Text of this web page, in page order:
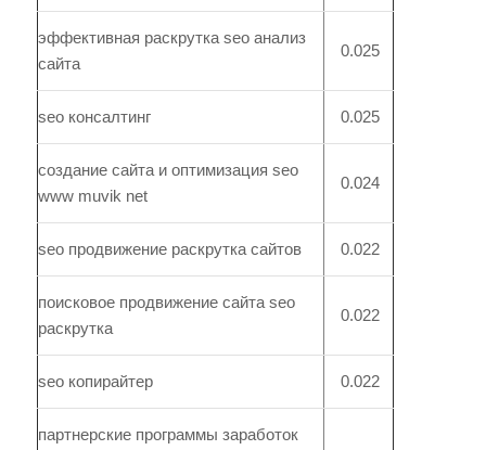
эффективная раскрутка seo анализ
сайта
0.025
seo консалтинг 0.025
создание сайта и оптимизация seo
www muvik net
0.024
seo продвижение раскрутка сайтов 0.022
поисковое продвижение сайта seo
раскрутка
0.022
seo копирайтер 0.022
партнерские программы заработок